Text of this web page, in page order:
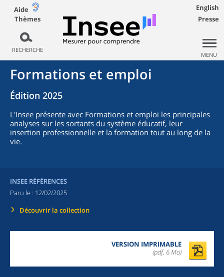
Aide
Thèmes
RECHERCHE
English
Presse
MENU
Formations et emploi
Édition 2025
L'Insee présente avec Formations et emploi les principales
analyses sur les sortants du système éducatif, leur
insertion professionnelle et la formation tout au long de la
vie.
INSEE RÉFÉRENCES
Paru le : 12/02/2025
Découvrir la collection
VERSION IMPRIMABLE
(pdf, 6 Mo)